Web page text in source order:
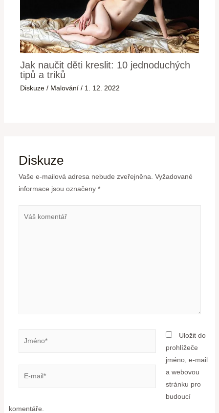
Jak naučit děti kreslit: 10 jednoduchých
tipů a triků
Diskuze / Malování / 1. 12. 2022
Diskuze
Vaše e-mailová adresa nebude zveřejněna. Vyžadované
informace jsou označeny *
Uložit do
prohlížeče
jméno, e-mail
a webovou
stránku pro
budoucí
komentáře.